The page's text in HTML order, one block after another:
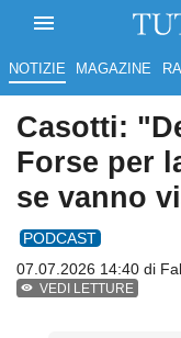
NOTIZIE MAGAZINE
Casotti:
Forse per
se vanno
PODCAST
07.07.2026 14:40 di
VEDI LETTURE